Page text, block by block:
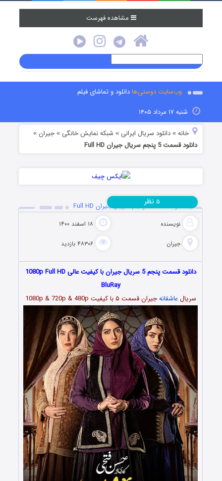
مشاهده فهرست
وب‌سایت دوستی‌هادانلود و تماشای فیلم
شنبه ۱۷ مرداد ۱۴۰۵
خانه »دانلود سریال ایرانی » شبکه نمایش خانگی »جیران »
دانلود قسمت 5 پنجم سریال جیران Full HD
دانلود قسمت 5 پنجم سریال جیران Full HD
نویسنده ۱۸ اسفند ۱۴۰۰
جیران ۴۸۳۰۶ بازدید
۵ نظر
دانلود قسمت پنجم 5 سریال جیران با کیفیت عالی 1080p Full HD
BluRay
سریالعاشقانهجیران قسمت۵ با کیفیت 1080p & 720p & 480p